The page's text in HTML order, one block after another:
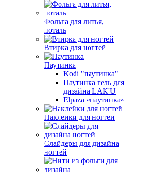
Фольга для литья,
поталь
Втирка для ногтей
Паутинка
Kodi "паутинка"
Паутинка гель для
дизайна LAK'U
Elpaza «паутинка»
Наклейки для ногтей
Слайдеры для дизайна
ногтей